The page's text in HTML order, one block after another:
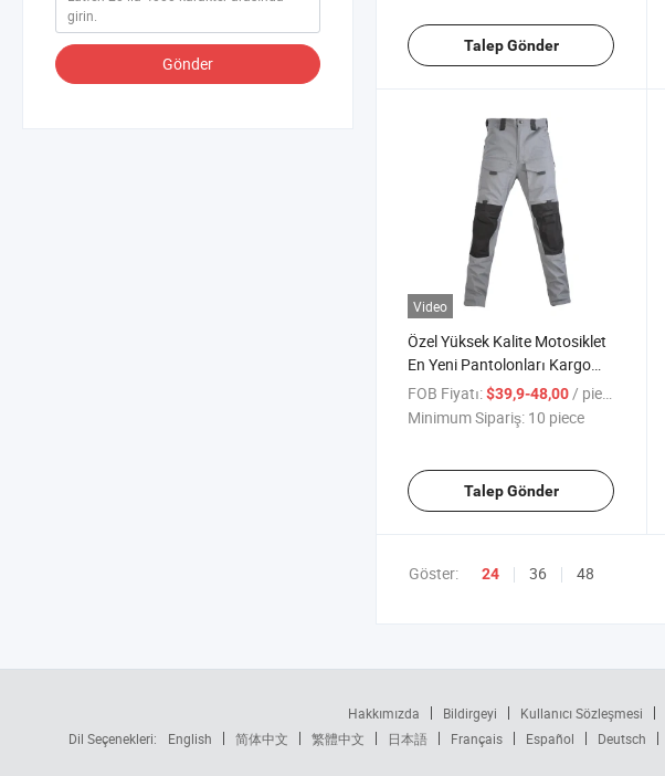
Gönder
Talep Gönder
Video
Özel Yüksek Kalite Motosiklet
En Yeni Pantolonları Kargo
Tarzı Motosiklet Pantolonları
Su Geçirmez Tekstil Motosiklet
Pantolonları Savaş
Kamuflaj Taktiksel
FOB Fiyatı:$39,9-48,00 / piece
Minimum Sipariş: 10 piece
Talep Gönder
Göster: 24 36 48
Hakkımızda Bildirgeyi Kullanıcı Sözleşmesi
Dil Seçenekleri:
English 简体中文 繁體中文 日本語 Français Español Deutsch